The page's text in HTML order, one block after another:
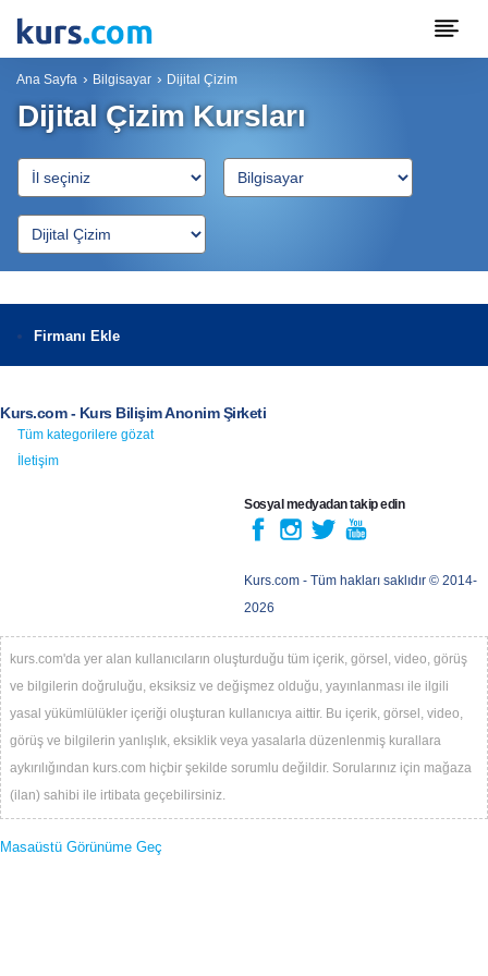
Ana Sayfa Bilgisayar Dijital Çizim
Dijital Çizim Kursları
Firmanı Ekle
Kurs.com - Kurs Bilişim Anonim Şirketi
Tüm kategorilere gözat
İletişim
Sosyal medyadan takip edin
Kurs.com - Tüm hakları saklıdır © 2014-
2026
kurs.com'da yer alan kullanıcıların oluşturduğu tüm içerik, görsel, video, görüş
ve bilgilerin doğruluğu, eksiksiz ve değişmez olduğu, yayınlanması ile ilgili
yasal yükümlülükler içeriği oluşturan kullanıcıya aittir. Bu içerik, görsel, video,
görüş ve bilgilerin yanlışlık, eksiklik veya yasalarla düzenlenmiş kurallara
aykırılığından kurs.com hiçbir şekilde sorumlu değildir. Sorularınız için mağaza
(ilan) sahibi ile irtibata geçebilirsiniz.
Masaüstü Görünüme Geç